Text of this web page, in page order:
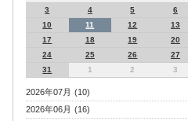
3
4 5 6
10
11 12 13
17
18 19 20
24
25 26 27
31
1 2 3
2026年07月 (10)
2026年06月 (16)